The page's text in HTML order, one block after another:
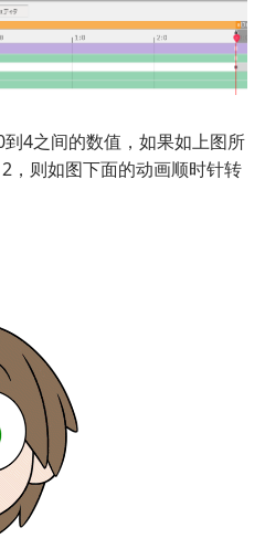
到4之间的数值，如果如上图所
，则如图下面的动画顺时针转